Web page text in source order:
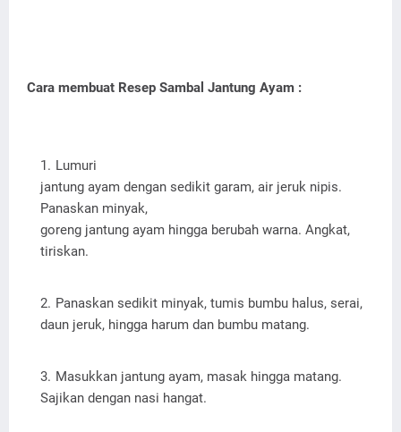
Cara membuat Resep Sambal Jantung Ayam :
Lumuri
jantung ayam dengan sedikit garam, air jeruk nipis.
Panaskan minyak,
goreng jantung ayam hingga berubah warna. Angkat,
tiriskan.
Panaskan sedikit minyak, tumis bumbu halus, serai,
daun jeruk, hingga harum dan bumbu matang.
Masukkan jantung ayam, masak hingga matang.
Sajikan dengan nasi hangat.